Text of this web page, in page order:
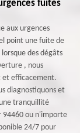
fuites
aux urgences
point une fuite de
des dégâts
, nous
et efficacement.
diagnostiquons et
tranquillité
94460 ou n'importe
24/7 pour